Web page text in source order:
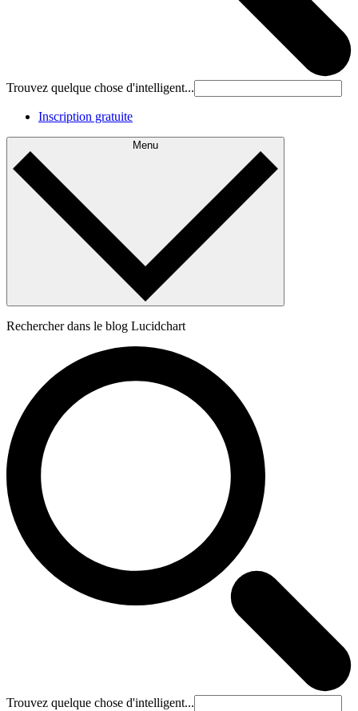
Trouvez quelque chose d'intelligent...
Inscription gratuite
Menu
Rechercher dans le blog Lucidchart
Trouvez quelque chose d'intelligent...